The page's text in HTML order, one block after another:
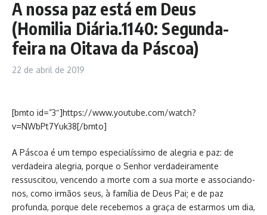
A nossa paz está em Deus
(Homilia Diária.1140: Segunda-
feira na Oitava da Páscoa)
22 de abril de 2019
[bmto id=”3″]https://www.youtube.com/watch?
v=NWbPt7Yuk38[/bmto]
A Páscoa é um tempo especialíssimo de alegria e paz: de
verdadeira alegria, porque o Senhor verdadeiramente
ressuscitou, vencendo a morte com a sua morte e associando-
nos, como irmãos seus, à família de Deus Pai; e de paz
profunda, porque dele recebemos a graça de estarmos um dia,